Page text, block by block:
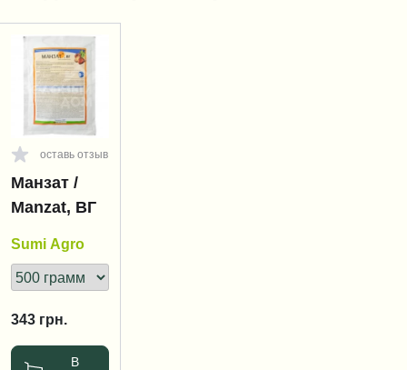
оставь отзыв
Манзат /
Manzat, ВГ
Sumi Agro
343 грн.
В